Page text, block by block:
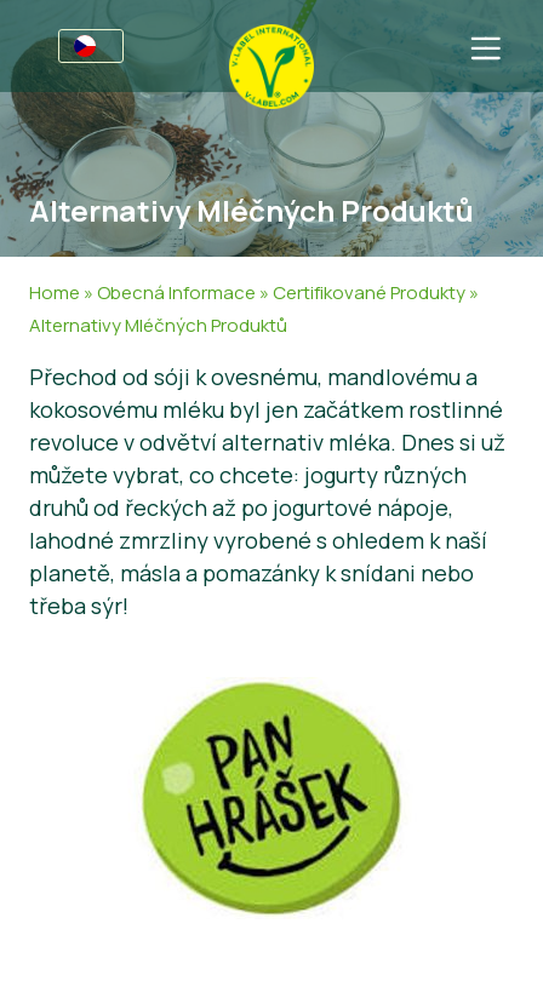
Pro podniky
Informace pro výrobce
Retail privátní značky
Výhody
Kritéria pro V-Label
Resources
Získejte V-Label
Sektory
Obecné Informace
Kosmetika & Čistící Prostředky
Nepotravinářské produkty
ČKD
Obecná Informace
Certifikované Produkty
O nás
O nás
Spojte se s námi
Získejte V-Label
Nahlašte nesprávné užití
Pro zákazníky
Zprávy
Alternativy Mléčných Produktů
Home »Obecná Informace »Certifikované Produkty»
Alternativy Mléčných Produktů
Přechod od sóji k ovesnému, mandlovému a
kokosovému mléku byl jen začátkem rostlinné
revoluce v odvětví alternativ mléka. Dnes si už
můžete vybrat, co chcete: jogurty různých
druhů od řeckých až po jogurtové nápoje,
lahodné zmrzliny vyrobené s ohledem k naší
planetě, másla a pomazánky k snídani nebo
třeba sýr!